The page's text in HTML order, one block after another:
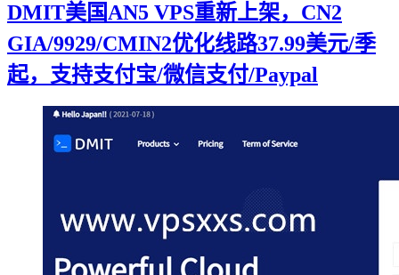
DMIT美国AN5 VPS重新上架，CN2
GIA/9929/CMIN2优化线路37.99美元/季
起，支持支付宝/微信支付/Paypal